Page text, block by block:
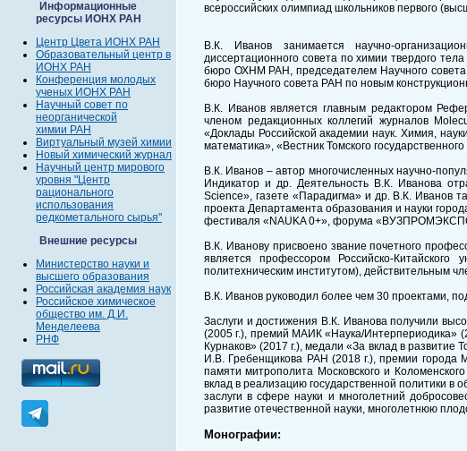
Информационные
ресурсы ИОНХ РАН
Центр Цвета ИОНХ РАН
Образовательный центр в
ИОНХ РАН
Конференция молодых
ученых ИОНХ РАН
Научный совет по
неорганической
химии РАН
Виртуальный музей химии
Новый химический журнал
Научный центр мирового
уровня "Центр
рационального
использования
редкометального сырья"
Внешние ресурсы
Министерство науки и
высшего образования
Российская академия наук
Российское химическое
общество им. Д.И.
Менделеева
РНФ
всероссийских олимпиад школьников первого
В.К. Иванов занимается научно-
диссертационного совета по химии твердого
бюро ОХНМ РАН, председателем Научного
бюро Научного совета РАН по новым
В.К. Иванов является главным редактором
членом редакционных коллегий журналов
«Доклады Российской академии наук. Химия,
математика», «Вестник Томского
В.К. Иванов – автор многочисленных научно-
Индикатор и др. Деятельность В.К. Иванова
Science», газете «Парадигма» и др. В.К. Иванов
проекта Департамента образования и науки
фестиваля «NAUKA 0+», форума
В.К. Иванову присвоено звание почетного
является профессором Российско-
политехническим институтом), действительным
В.К. Иванов руководил более чем 30
Заслуги и достижения В.К. Иванова получили
(2005 г.), премий МАИК «Наука/Интерпериодика»
Курнаков» (2017 г.), медали «За вклад в развитие
И.В. Гребенщикова РАН (2018 г.), премии города
памяти митрополита Московского и
вклад в реализацию государственной политики в
заслуги в сфере науки и многолетний
развитие отечественной науки, многолетнюю
Монографии: